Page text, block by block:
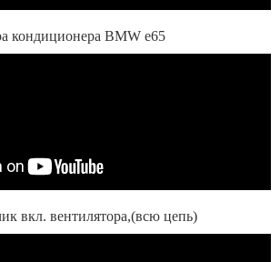
кондиционера BMW e65
вкл. вентилятора,(всю цепь)